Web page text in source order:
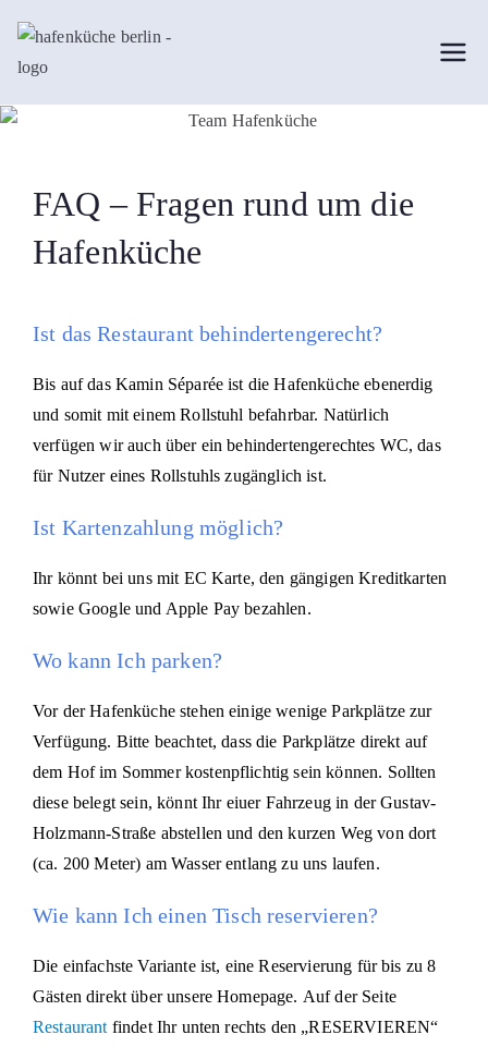
FAQ – Fragen rund um die
Hafenküche
Ist das Restaurant behindertengerecht?
Bis auf das Kamin Séparée ist die Hafenküche ebenerdig
und somit mit einem Rollstuhl befahrbar. Natürlich
verfügen wir auch über ein behindertengerechtes WC, das
für Nutzer eines Rollstuhls zugänglich ist.
Ist Kartenzahlung möglich?
Ihr könnt bei uns mit EC Karte, den gängigen Kreditkarten
sowie Google und Apple Pay bezahlen.
Wo kann Ich parken?
Vor der Hafenküche stehen einige wenige Parkplätze zur
Verfügung. Bitte beachtet, dass die Parkplätze direkt auf
dem Hof im Sommer kostenpflichtig sein können. Sollten
diese belegt sein, könnt Ihr eiuer Fahrzeug in der Gustav-
Holzmann-Straße abstellen und den kurzen Weg von dort
(ca. 200 Meter) am Wasser entlang zu uns laufen.
Wie kann Ich einen Tisch reservieren?
Die einfachste Variante ist, eine Reservierung für bis zu 8
Gästen direkt über unsere Homepage. Auf der Seite
Restaurant findet Ihr unten rechts den „RESERVIEREN“